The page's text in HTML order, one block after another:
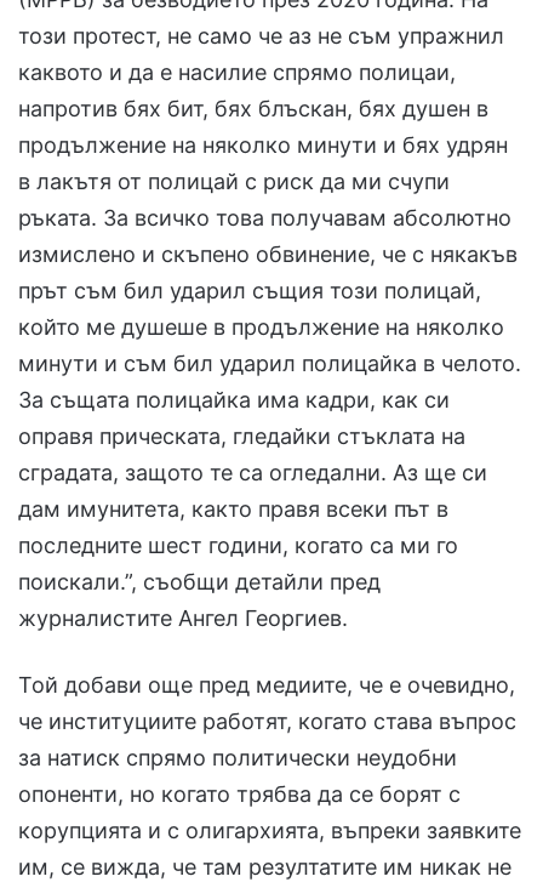
този протест, не само че аз не съм упражнил
каквото и да е насилие спрямо полицаи,
напротив бях бит, бях блъскан, бях душен в
продължение на няколко минути и бях удрян
в лакътя от полицай с риск да ми счупи
ръката. За всичко това получавам абсолютно
измислено и скъпено обвинение, че с някакъв
прът съм бил ударил същия този полицай,
който ме душеше в продължение на няколко
минути и съм бил ударил полицайка в челото.
За същата полицайка има кадри, как си
оправя прическата, гледайки стъклата на
сградата, защото те са огледални. Аз ще си
дам имунитета, както правя всеки път в
последните шест години, когато са ми го
поискали.”, съобщи детайли пред
журналистите Ангел Георгиев.
Той добави още пред медиите, че е очевидно,
че институциите работят, когато става въпрос
за натиск спрямо политически неудобни
опоненти, но когато трябва да се борят с
корупцията и с олигархията, въпреки заявките
им, се вижда, че там резултатите им никак не